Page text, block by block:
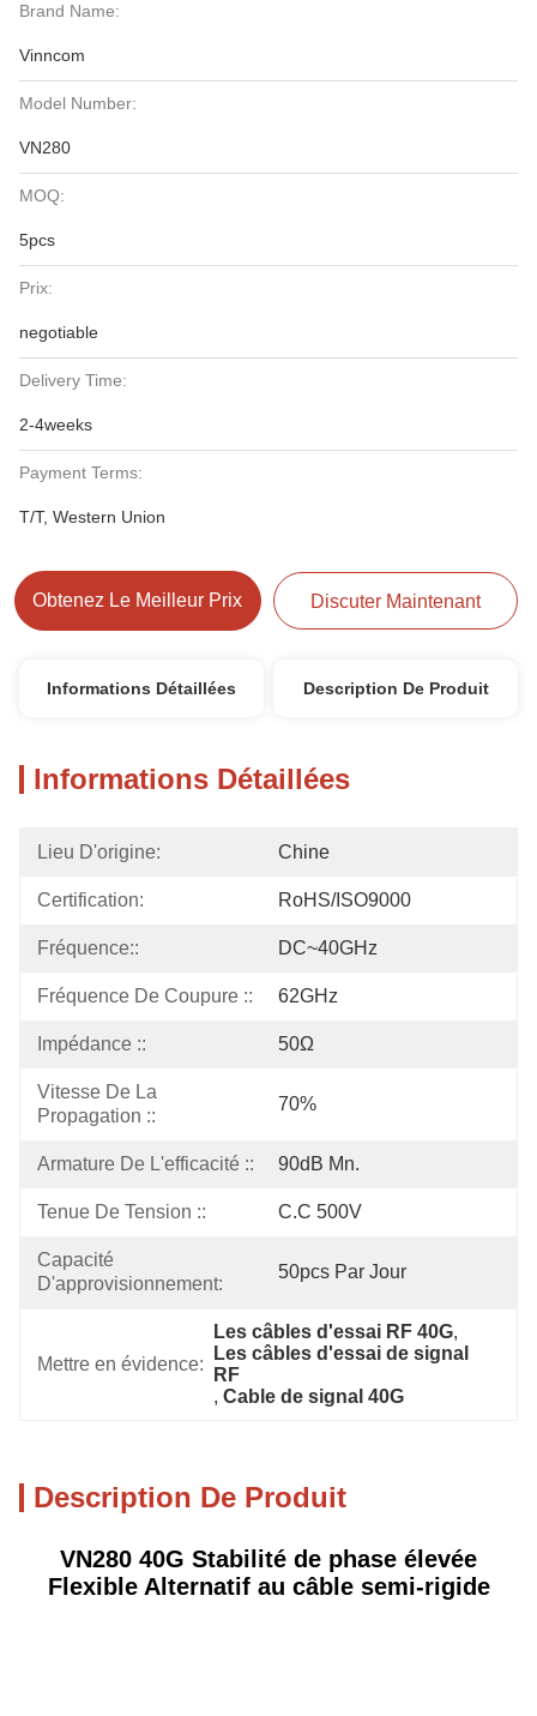
Brand Name:
Vinncom
Model Number:
VN280
MOQ:
5pcs
Prix:
negotiable
Delivery Time:
2-4weeks
Payment Terms:
T/T, Western Union
Obtenez Le Meilleur Prix Discuter Maintenant
Informations Détaillées Description De Produit
Informations Détaillées
Lieu D'origine: Chine
Certification: RoHS/ISO9000
Fréquence:: DC~40GHz
Fréquence De Coupure :: 62GHz
Impédance :: 50Ω
Vitesse De La
Propagation ::
70%
Armature De L'efficacité :: 90dB Mn.
Tenue De Tension :: C.C 500V
Capacité
D'approvisionnement:
50pcs Par Jour
Mettre en évidence:
Les câbles d'essai RF 40G,
Les câbles d'essai de signal
RF
, Cable de signal 40G
Description De Produit
VN280 40G Stabilité de phase élevée
Flexible Alternatif au câble semi-rigide